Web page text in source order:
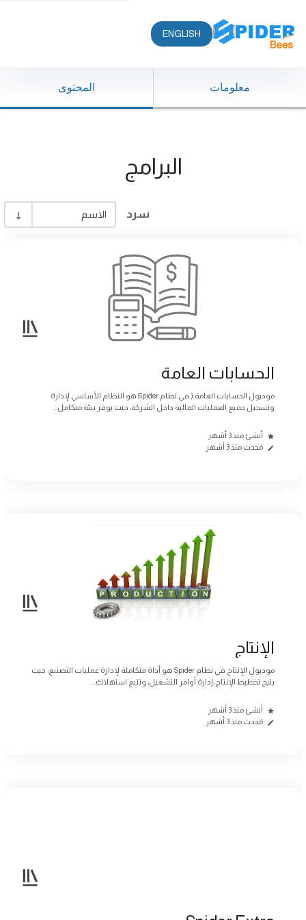
ENGLISH
معلومات المحتوى
البرامج
سرد الاسم
الحسابات العامة
موديول الحسابات العامة ( في نظام Spider هو النظام الأساسي لإدارة
وتسجيل جميع العمليات المالية داخل الشركة، حيث يوفر بيئة متكامل...
أنشئ منذ 3 أشهر
مُحدث منذ 3 أشهر
الإنتاج
موديول الإنتاج في نظام Spider هو أداة متكاملة لإدارة عمليات التصنيع، حيث
يتيح تخطيط الإنتاج، إدارة أوامر التشغيل، وتتبع استهلاك...
أنشئ منذ 3 أشهر
مُحدث منذ 3 أشهر